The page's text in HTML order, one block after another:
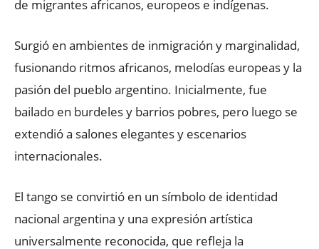
de migrantes africanos, europeos e indígenas.
Surgió en ambientes de inmigración y marginalidad,
fusionando ritmos africanos, melodías europeas y la
pasión del pueblo argentino. Inicialmente, fue
bailado en burdeles y barrios pobres, pero luego se
extendió a salones elegantes y escenarios
internacionales.
El tango se convirtió en un símbolo de identidad
nacional argentina y una expresión artística
universalmente reconocida, que refleja la